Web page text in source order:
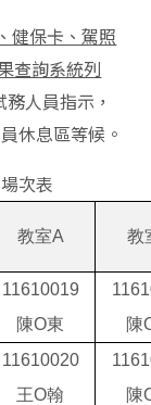
健保卡、駕照
查詢系統列
人員指示，
休息區等候。
次表
教室A 教
11610019
陳O東
陳
11610020
王O翰
陳